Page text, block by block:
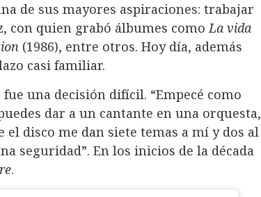
de sus mayores aspiraciones: trabajar
con quien grabó álbumes comoLa vida
(1986), entre otros. Hoy día, además
casi familiar.
una decisión difícil. “Empecé como
dar a un cantante en una orquesta,
el disco me dan siete temas a mí y dos al
seguridad”. En los inicios de la década
.